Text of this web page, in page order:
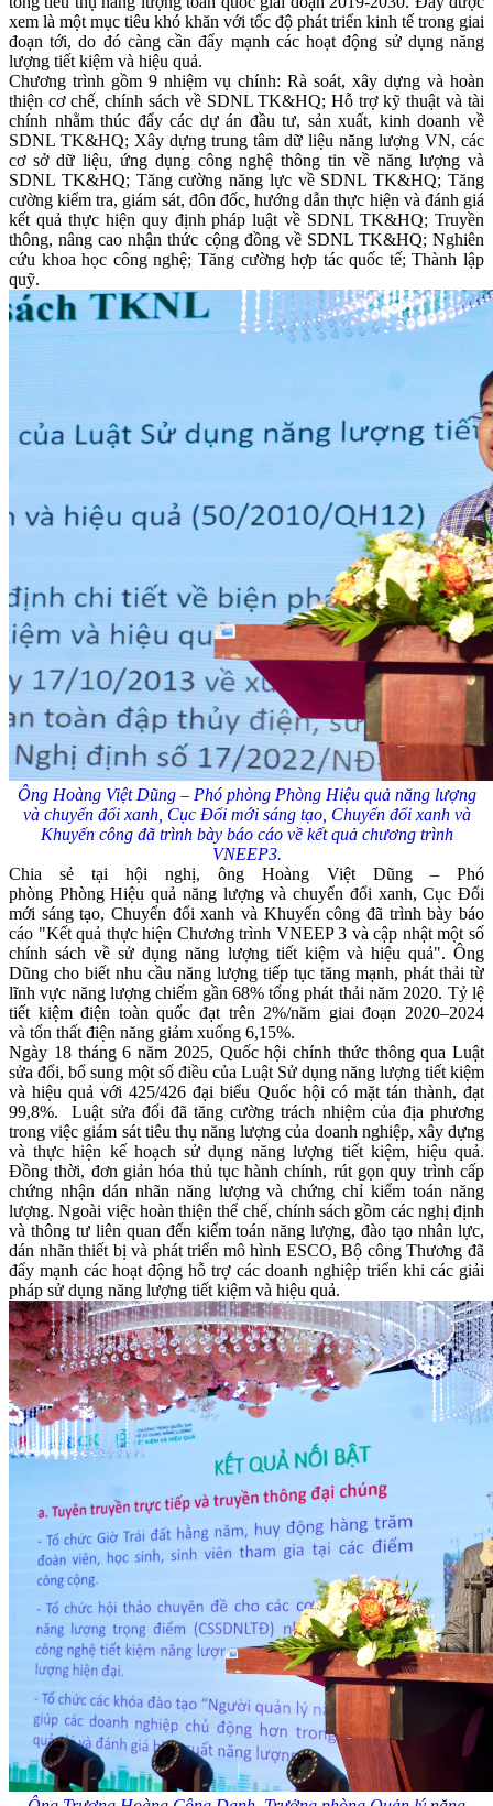
xem là một mục tiêu khó khăn với tốc độ phát triển kinh tế trong giai
đoạn tới, do đó càng cần đẩy mạnh các hoạt động sử dụng năng
lượng tiết kiệm và hiệu quả.
Chương trình gồm 9 nhiệm vụ chính: Rà soát, xây dựng và hoàn
thiện cơ chế, chính sách về SDNL TK&HQ; Hỗ trợ kỹ thuật và tài
chính nhằm thúc đẩy các dự án đầu tư, sản xuất, kinh doanh về
SDNL TK&HQ; Xây dựng trung tâm dữ liệu năng lượng VN, các
cơ sở dữ liệu, ứng dụng công nghệ thông tin về năng lượng và
SDNL TK&HQ; Tăng cường năng lực về SDNL TK&HQ; Tăng
cường kiểm tra, giám sát, đôn đốc, hướng dẫn thực hiện và đánh giá
kết quả thực hiện quy định pháp luật về SDNL TK&HQ; Truyền
thông, nâng cao nhận thức cộng đồng về SDNL TK&HQ; Nghiên
cứu khoa học công nghệ; Tăng cường hợp tác quốc tế; Thành lập
quỹ.
Ông Hoàng Việt Dũng – Phó phòng Phòng Hiệu quả năng lượng
và chuyển đổi xanh, Cục Đổi mới sáng tạo, Chuyển đổi xanh và
Khuyến công đã trình bày báo cáo về kết quả chương trình
VNEEP3.
Chia sẻ tại hội nghị, ông Hoàng Việt Dũng – Phó
phòng Phòng Hiệu quả năng lượng và chuyển đổi xanh, Cục Đổi
mới sáng tạo, Chuyển đổi xanh và Khuyến công đã trình bày báo
cáo "Kết quả thực hiện Chương trình VNEEP 3 và cập nhật một số
chính sách về sử dụng năng lượng tiết kiệm và hiệu quả". Ông
Dũng cho biết nhu cầu năng lượng tiếp tục tăng mạnh, phát thải từ
lĩnh vực năng lượng chiếm gần 68% tổng phát thải năm 2020. Tỷ lệ
tiết kiệm điện toàn quốc đạt trên 2%/năm giai đoạn 2020–2024
và tổn thất điện năng giảm xuống 6,15%.
Ngày 18 tháng 6 năm 2025, Quốc hội chính thức thông qua Luật
sửa đổi, bổ sung một số điều của Luật Sử dụng năng lượng tiết kiệm
và hiệu quả với 425/426 đại biểu Quốc hội có mặt tán thành, đạt
99,8%. Luật sửa đổi đã tăng cường trách nhiệm của địa phương
trong việc giám sát tiêu thụ năng lượng của doanh nghiệp, xây dựng
và thực hiện kế hoạch sử dụng năng lượng tiết kiệm, hiệu quả.
Đồng thời, đơn giản hóa thủ tục hành chính, rút gọn quy trình cấp
chứng nhận dán nhãn năng lượng và chứng chỉ kiểm toán năng
lượng. Ngoài việc hoàn thiện thể chế, chính sách gồm các nghị định
và thông tư liên quan đến kiểm toán năng lượng, đào tạo nhân lực,
dán nhãn thiết bị và phát triển mô hình ESCO, Bộ công Thương đã
đẩy mạnh các hoạt động hỗ trợ các doanh nghiệp triển khi các giải
pháp sử dụng năng lượng tiết kiệm và hiệu quả.